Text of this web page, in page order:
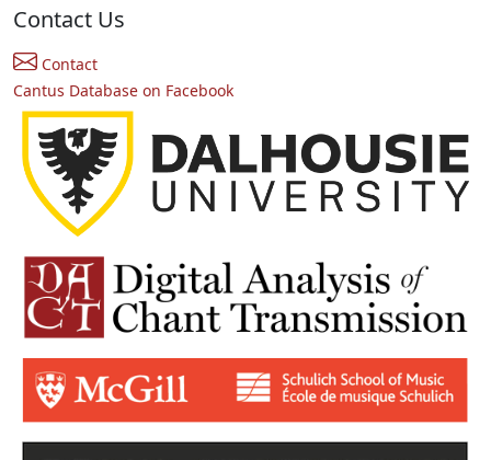
Contact Us
Contact
Cantus Database on Facebook